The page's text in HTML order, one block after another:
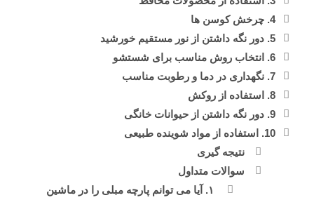
4. چرخش کوسن ها
5. دور نگه داشتن از نور مستقیم خورشید
6. انتخاب روش مناسب برای شستشو
7. نگهداری در دما و رطوبت مناسب
8. استفاده از روکش
9. دور نگه داشتن از حیوانات خانگی
10. استفاده از مواد شوینده طبیعی
نتیجه گیری
سوالات متداول
۱. آیا می توانم پارچه مبلی را در ماشین